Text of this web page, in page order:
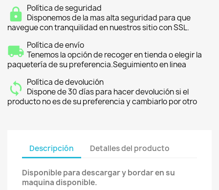
Política de seguridad
Disponemos de la mas alta seguridad para que
navegue con tranquilidad en nuestros sitio con SSL.
Política de envío
Tenemos la opción de recoger en tienda o elegir la
paquetería de su preferencia.Seguimiento en linea
Política de devolución
Dispone de 30 días para hacer devolución si el
producto no es de su preferencia y cambiarlo por otro
Descripción Detalles del producto
Disponible para descargar y bordar en su
maquina disponible.